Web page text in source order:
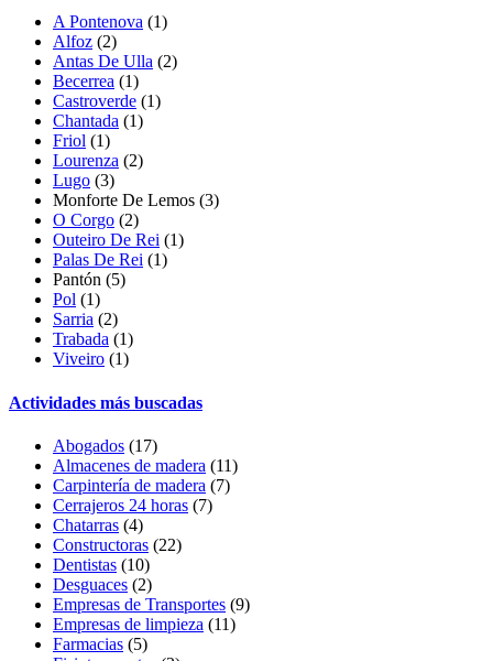
A Pontenova (1)
Alfoz (2)
Antas De Ulla (2)
Becerrea (1)
Castroverde (1)
Chantada (1)
Friol (1)
Lourenza (2)
Lugo (3)
Monforte De Lemos (3)
O Corgo (2)
Outeiro De Rei (1)
Palas De Rei (1)
Pantón (5)
Pol (1)
Sarria (2)
Trabada (1)
Viveiro (1)
Actividades más buscadas
Abogados (17)
Almacenes de madera (11)
Carpintería de madera (7)
Cerrajeros 24 horas (7)
Chatarras (4)
Constructoras (22)
Dentistas (10)
Desguaces (2)
Empresas de Transportes (9)
Empresas de limpieza (11)
Farmacias (5)